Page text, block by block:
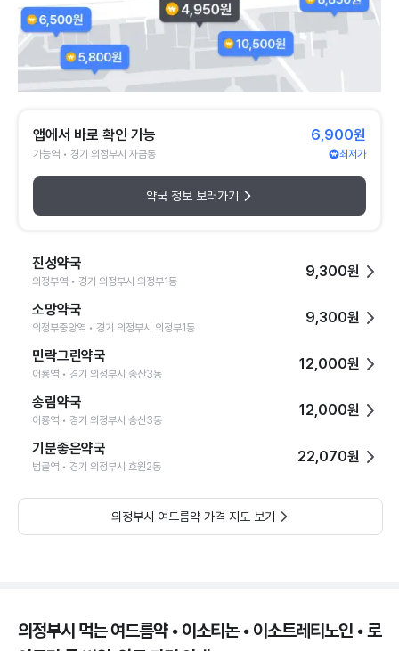
앱에서 바로 확인 가능
가능역 • 경기 의정부시 자금동
6,900원
최저가
약국 정보 보러가기
진성약국
의정부역 • 경기 의정부시 의정부1동
9,300원
소망약국
의정부중앙역 • 경기 의정부시 의정부1동
9,300원
민락그린약국
어룡역 • 경기 의정부시 송산3동
12,000원
송림약국
어룡역 • 경기 의정부시 송산3동
12,000원
기분좋은약국
범골역 • 경기 의정부시 호원2동
22,070원
의정부시 여드름약 가격 지도 보기
의정부시 먹는 여드름약 • 이소티논 • 이소트레티노인 • 로